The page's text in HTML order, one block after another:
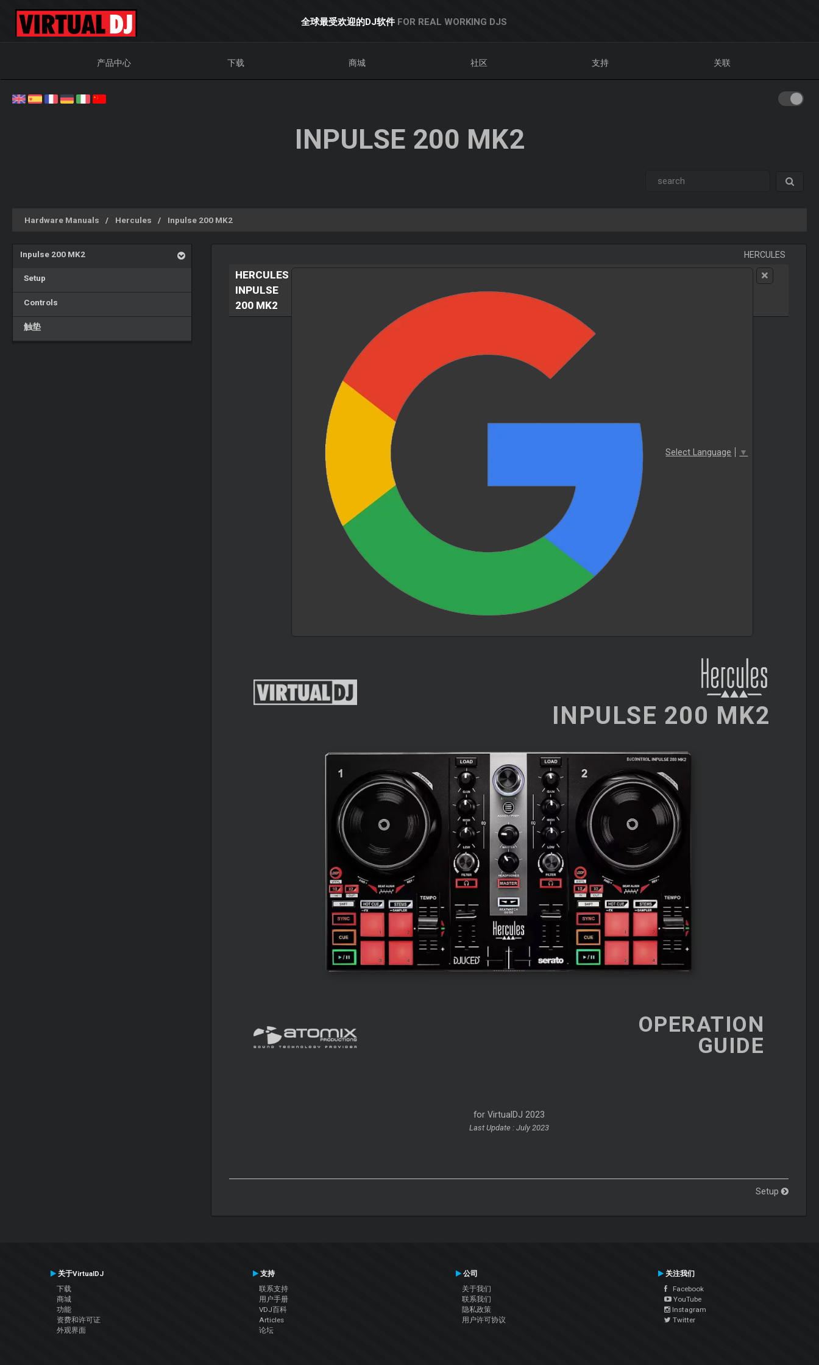
全球最受欢迎的DJ软件 FOR REAL WORKING DJS
产品中心 下载 商城 社区 支持 关联
INPULSE 200 MK2
Hardware Manuals Hercules Inpulse 200 MK2
Inpulse 200 MK2
Setup
Controls
触垫
HERCULES
Select Language ▼
HERCULES
INPULSE
200 MK2
INPULSE 200 MK2
OPERATION
GUIDE
for VirtualDJ 2023
Last Update : July 2023
Setup
关于VirtualDJ
下载
商城
功能
资费和许可证
外观界面
支持
联系支持
用户手册
VDJ百科
Articles
论坛
公司
关于我们
联系我们
隐私政策
用户许可协议
关注我们
Facebook
YouTube
Instagram
Twitter